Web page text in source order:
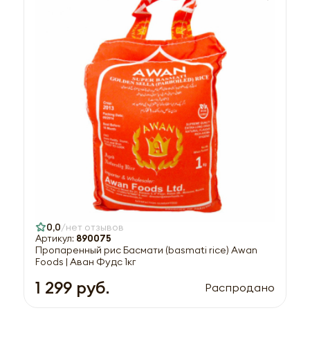
0,0 нет отзывов
Артикул: 890075
Пропаренный рис Басмати (basmati rice) Awan
Foods | Аван Фудс 1кг
1 299 руб. Распродано